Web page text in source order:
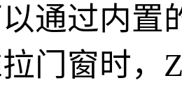
通过内置
门窗时，